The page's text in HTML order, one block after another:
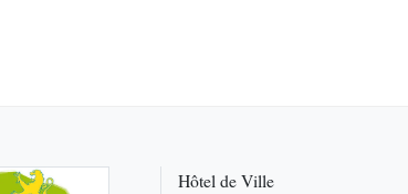
Hôtel de Ville